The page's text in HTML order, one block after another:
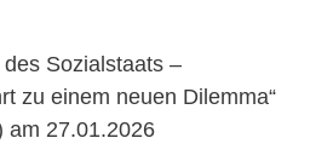
Sozialstaats –
zu einem neuen Dilemma“
am 27.01.2026